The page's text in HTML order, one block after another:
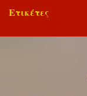
Ετικέτες